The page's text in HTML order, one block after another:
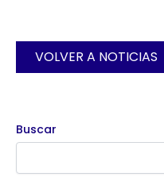
VOLVER A NOTICIAS
Buscar